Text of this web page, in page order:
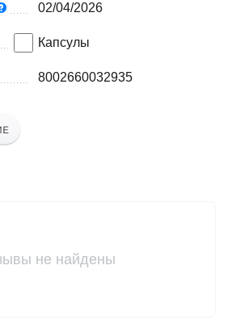
02/04/2026
Капсулы
8002660032935
не найдены